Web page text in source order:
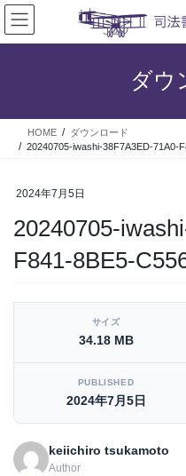
コ
ン
テ
ス
ナ
ビ
ゲ
ン
ダウ
HOME
ダウンロード
20240705-iwashi-38F7A3ED-71A0-
2024年7月5日
20240705-
F841-8BE5-
[video_player_1200x800]
サイズ
34.18 MB
PUBLISHED
2024年7月5日
keiichiro tsukamoto
Author